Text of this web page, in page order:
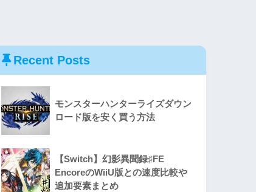
Recent Posts
モンスターハンターライズダウン
ロード版を安く買う方法
【Switch】幻影異聞録♯FE
EncoreのWiiU版との速度比較や
追加要素まとめ